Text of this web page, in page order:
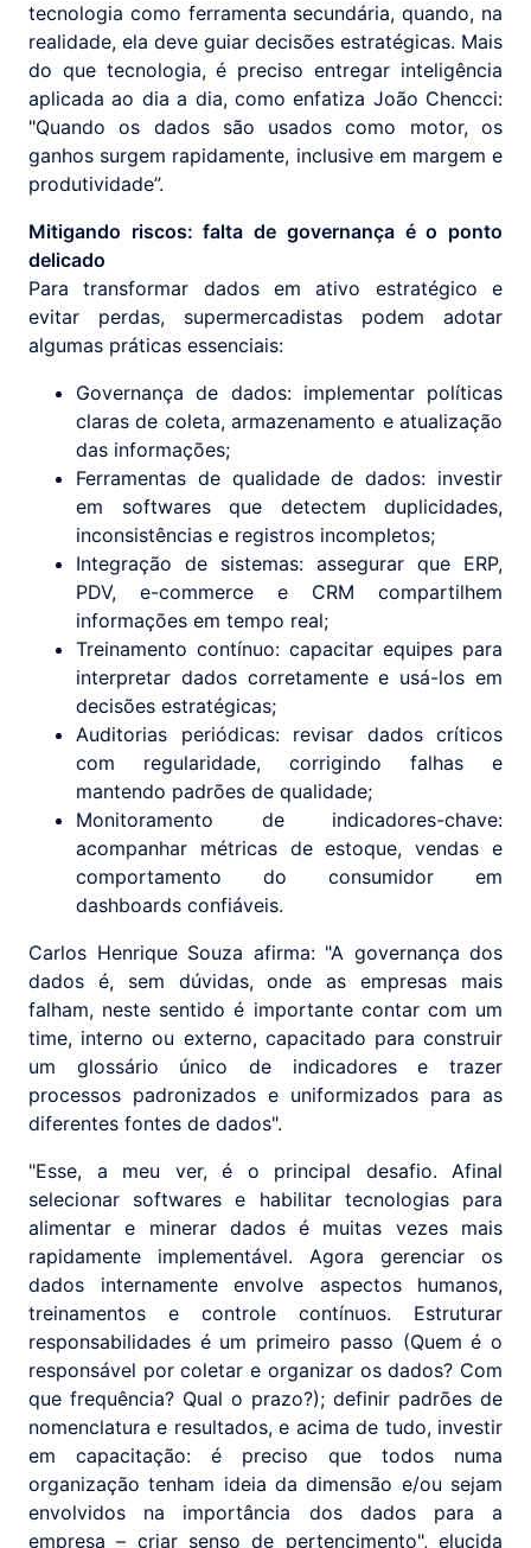
tecnologia como ferramenta secundária, quando, na
realidade, ela deve guiar decisões estratégicas. Mais
do que tecnologia, é preciso entregar inteligência
aplicada ao dia a dia, como enfatiza João Chencci:
"Quando os dados são usados como motor, os
ganhos surgem rapidamente, inclusive em margem e
produtividade”.
Mitigando riscos: falta de governança é o ponto
delicado
Para transformar dados em ativo estratégico e
evitar perdas, supermercadistas podem adotar
algumas práticas essenciais:
Governança de dados: implementar políticas
claras de coleta, armazenamento e atualização
das informações;
Ferramentas de qualidade de dados: investir
em softwares que detectem duplicidades,
inconsistências e registros incompletos;
Integração de sistemas: assegurar que ERP,
PDV, e-commerce e CRM compartilhem
informações em tempo real;
Treinamento contínuo: capacitar equipes para
interpretar dados corretamente e usá-los em
decisões estratégicas;
Auditorias periódicas: revisar dados críticos
com regularidade, corrigindo falhas e
mantendo padrões de qualidade;
Monitoramento de indicadores-chave:
acompanhar métricas de estoque, vendas e
comportamento do consumidor em
dashboards confiáveis.
Carlos Henrique Souza afirma: "A governança dos
dados é, sem dúvidas, onde as empresas mais
falham, neste sentido é importante contar com um
time, interno ou externo, capacitado para construir
um glossário único de indicadores e trazer
processos padronizados e uniformizados para as
diferentes fontes de dados".
"Esse, a meu ver, é o principal desafio. Afinal
selecionar softwares e habilitar tecnologias para
alimentar e minerar dados é muitas vezes mais
rapidamente implementável. Agora gerenciar os
dados internamente envolve aspectos humanos,
treinamentos e controle contínuos. Estruturar
responsabilidades é um primeiro passo (Quem é o
responsável por coletar e organizar os dados? Com
que frequência? Qual o prazo?); definir padrões de
nomenclatura e resultados, e acima de tudo, investir
em capacitação: é preciso que todos numa
organização tenham ideia da dimensão e/ou sejam
envolvidos na importância dos dados para a
empresa – criar senso de pertencimento", elucida